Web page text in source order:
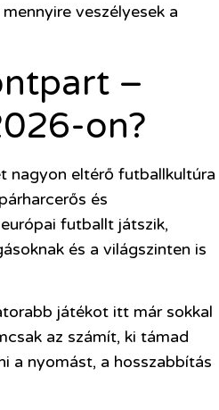
veszélyesek a
–
on?
nagyon eltérő futballkultúra
és
futballt játszik,
és a világszinten is
játékot itt már sokkal
az számít, ki támad
a nyomást, a hosszabbítás